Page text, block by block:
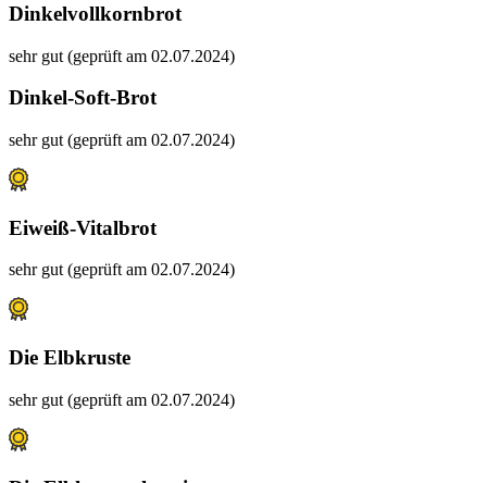
Dinkelvollkornbrot
sehr gut (geprüft am 02.07.2024)
Dinkel-Soft-Brot
sehr gut (geprüft am 02.07.2024)
Eiweiß-Vitalbrot
sehr gut (geprüft am 02.07.2024)
Die Elbkruste
sehr gut (geprüft am 02.07.2024)